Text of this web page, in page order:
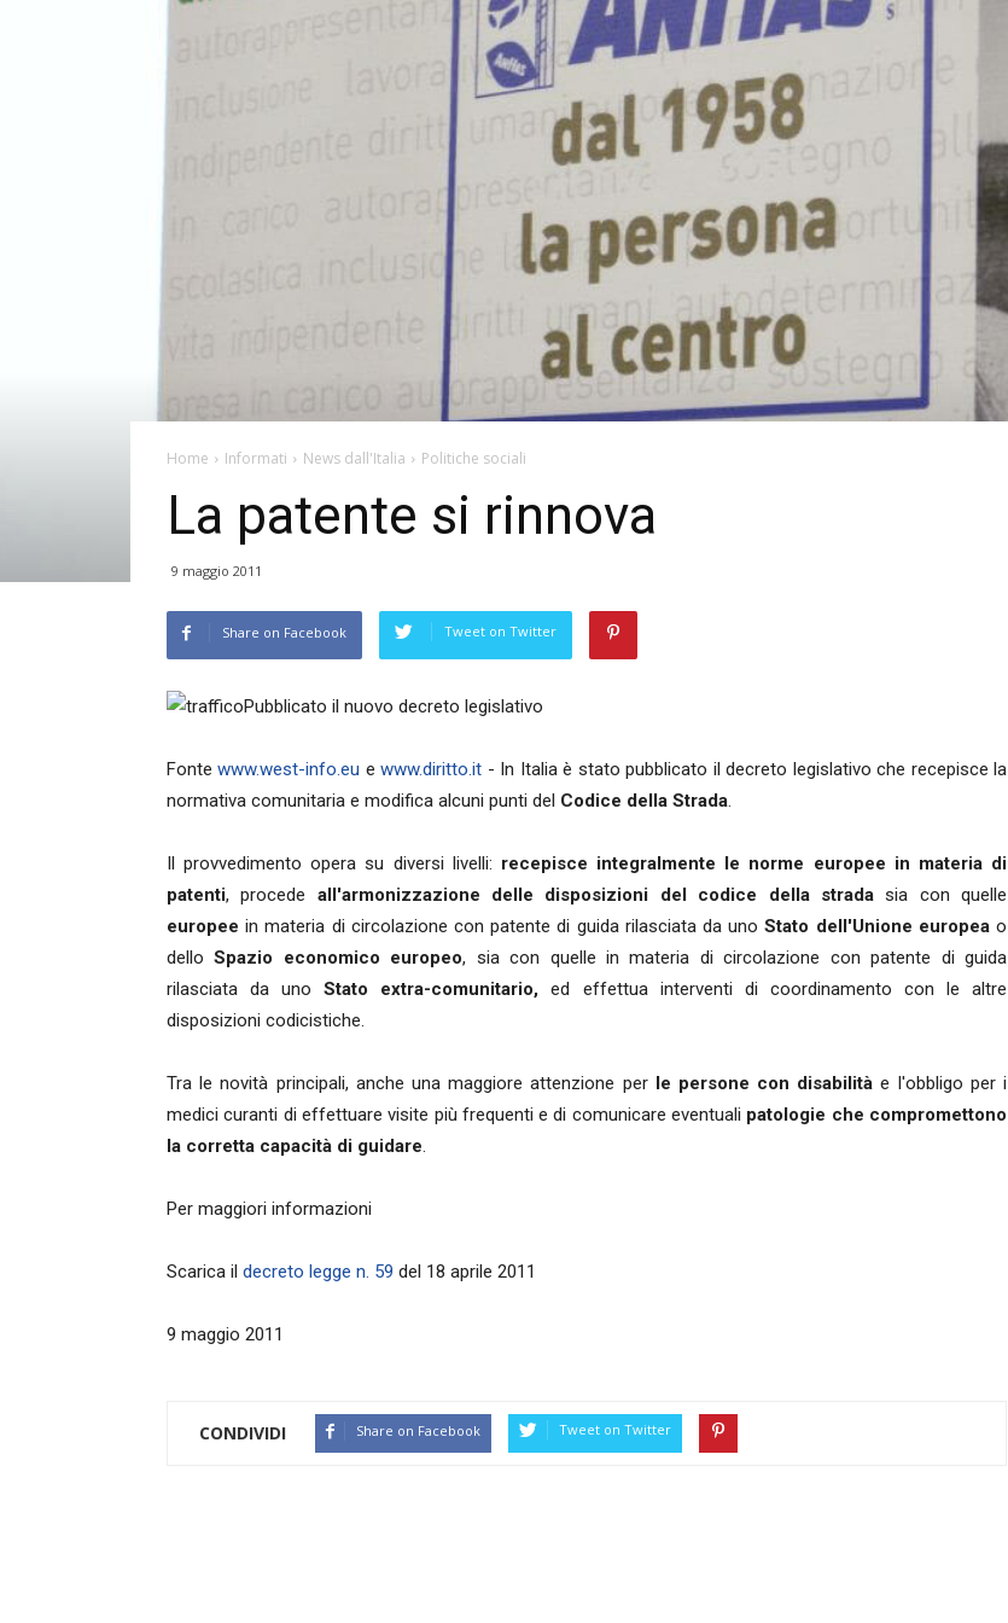
Home Informati News dall'Italia Politiche sociali
La patente si rinnova
9 maggio 2011
Share on Facebook Tweet on Twitter
Pubblicato il nuovo decreto legislativo
Fontewww.west-info.eu ewww.diritto.it - In Italia è stato pubblicato il decreto legislativo che recepisce la
normativa comunitaria e modifica alcuni punti del Codice della Strada.
Il provvedimento opera su diversi livelli: recepisce integralmente le norme europee in materia di
patenti, procede all'armonizzazione delle disposizioni del codice della stradasia con quelle
europee in materia di circolazione con patente di guida rilasciata da uno Stato dell'Unione europeao
delloSpazio economico europeo, sia con quelle in materia di circolazione con patente di guida
rilasciata da unoStato extra-comunitario,ed effettua interventi di coordinamento con le altre
disposizioni codicistiche.
Tra le novità principali, anche una maggiore attenzione per le persone con disabilità e l'obbligo per i
medici curanti di effettuare visite più frequenti e di comunicare eventuali patologie che compromettono
la corretta capacità di guidare.
Per maggiori informazioni
Scarica il decreto legge n. 59 del 18 aprile 2011
9 maggio 2011
CONDIVIDI Share on Facebook Tweet on Twitter